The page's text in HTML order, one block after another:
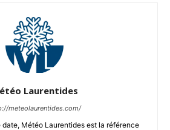
Laurentides
meteolaurentides.com/
date, Météo Laurentides est la référence